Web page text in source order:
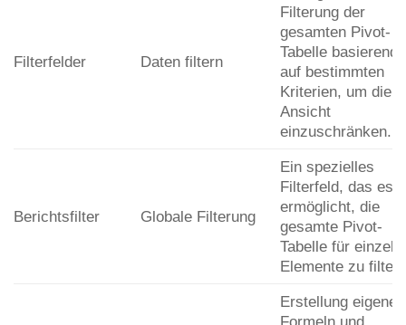
Filterfelder Daten filtern
Filterung der
gesamten Pivot-
Tabelle basierend
auf bestimmten
Kriterien, um die
Ansicht
einzuschränken.
Berichtsfilter Globale Filterung
Ein spezielles
Filterfeld, das es
ermöglicht, die
gesamte Pivot-
Tabelle für
Elemente zu
Erstellung eigener